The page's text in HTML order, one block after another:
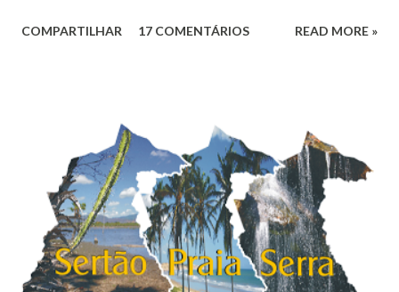
quatro anos passados do Auto-de-Fé de Barcelona, um dos
ao livreiro Maurice Lachâtre - por ordem do bispo de
Barcelona, D. Antonio Parlau y Termens, que assim
sentenciou: “A Igreja católica é universal, e os livros, sendo
contrários à fé católica, o governo não pode consentir que
eles vão perverter a moral e a religião de outr...
COMPARTILHAR 17 COMENTÁRIOS READ MORE »